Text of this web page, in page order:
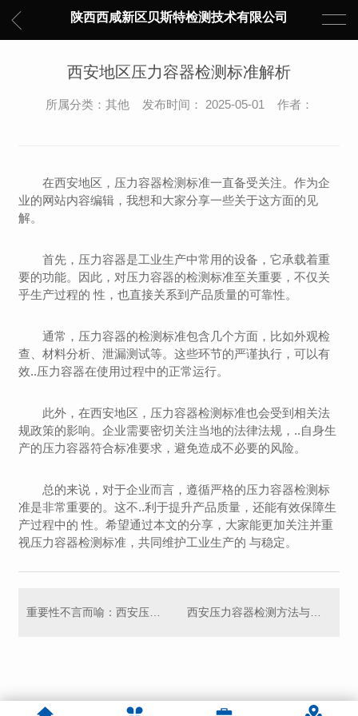
陕西西咸新区贝斯特检测技术有限公司
西安地区压力容器检测标准解析
所属分类：其他 发布时间： 2025-05-01 作者：
在西安地区，压力容器检测标准一直备受关注。作为企
业的网站内容编辑，我想和大家分享一些关于这方面的见
解。
首先，压力容器是工业生产中常用的设备，它承载着重
要的功能。因此，对压力容器的检测标准至关重要，不仅关
乎生产过程的 性，也直接关系到产品质量的可靠性。
通常，压力容器的检测标准包含几个方面，比如外观检
查、材料分析、泄漏测试等。这些环节的严谨执行，可以有
效..压力容器在使用过程中的正常运行。
此外，在西安地区，压力容器检测标准也会受到相关法
规政策的影响。企业需要密切关注当地的法律法规，..自身生
产的压力容器符合标准要求，避免造成不必要的风险。
总的来说，对于企业而言，遵循严格的压力容器检测标
准是非常重要的。这不..利于提升产品质量，还能有效保障生
产过程中的 性。希望通过本文的分享，大家能更加关注并重
视压力容器检测标准，共同维护工业生产的 与稳定。